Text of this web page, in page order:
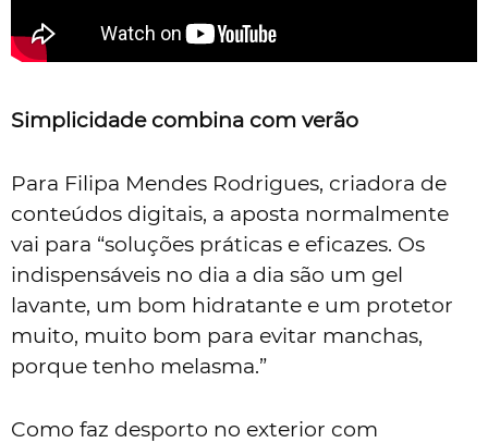
Simplicidade combina com verão
Para Filipa Mendes Rodrigues, criadora de
conteúdos digitais, a aposta normalmente
vai para “soluções práticas e eficazes. Os
indispensáveis no dia a dia são um gel
lavante, um bom hidratante e um protetor
muito, muito bom para evitar manchas,
porque tenho melasma.”
Como faz desporto no exterior com